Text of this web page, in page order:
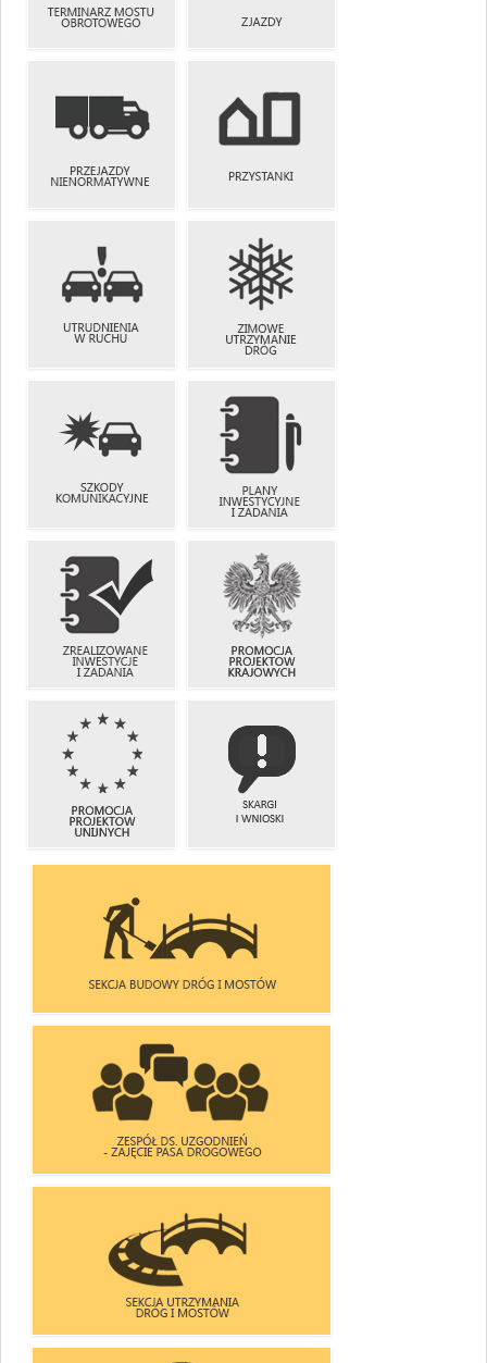
TERMINARZ
MOSTU
ZJAZDY
PRZEJAZDY
NIENORMATYWNE
PRZYSTANKI
UTRUDNIENIA
W RUCHU
ZIMOWE
UTRZYMANIE
DRÓG
SZKODY
KOMUNIKACYJNE
PLANY
INWESTYCYJNE
I ZADANIA
ZREALIZOWANE
INWESTYCJE
I ZADANIA
PROMOCJA
PROJEKTÓW
KRAJOWYCH
PROMOCJA
PROJEKTÓW
UNIJNYCH
I WNIOSKI
SEKCJA BUDOWY DRÓG I MOSTÓW
ZESPÓŁ DS. UZGODNIEŃ
- ZAJĘCIA PASA DROGOWEGO